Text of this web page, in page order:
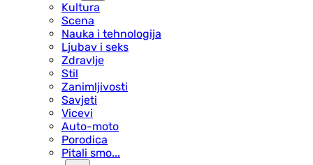
Kultura
Scena
Nauka i tehnologija
Ljubav i seks
Zdravlje
Stil
Zanimljivosti
Savjeti
Vicevi
Auto-moto
Porodica
Pitali smo...